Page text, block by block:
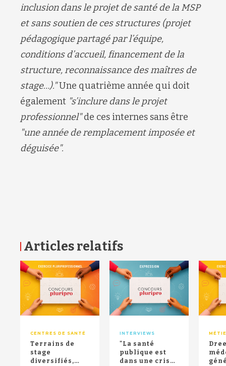
inclusion dans le projet de santé de la MSP
et sans soutien de ces structures (projet
pédagogique partagé par l’équipe,
conditions d’accueil, financement de la
structure, reconnaissance des maîtres de
stage…)." Une quatrième année qui doit
également "s’inclure dans le projet
professionnel"de ces internes sans être
"une année de remplacement imposée et
déguisée".
Articles relatifs
CENTRES DE SANTÉ
Terrains de
stage
diversifiés,
INTERVIEWS
"La santé
publique est
dans une crise
RETOUR HAUT DE PAGE